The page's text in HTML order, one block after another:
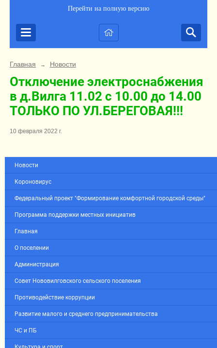
Перейти на полную версию
Главная → Новости
Отключение электроснабжения
в д.Вилга 11.02 с 10.00 до 14.00
ТОЛЬКО ПО УЛ.БЕРЕГОВАЯ!!!
10 февраля 2022 г.
Новости
Короновирус
Федеральный проект "Формирование комфортной городской среды"
Программа поддержки местных инициатив
Главная
О поселении
Администрация
Совет Нововилговского сельского поселения
Противодействие коррупции
Развитие малого и среднего предпринимательства
ЧС и ПБ